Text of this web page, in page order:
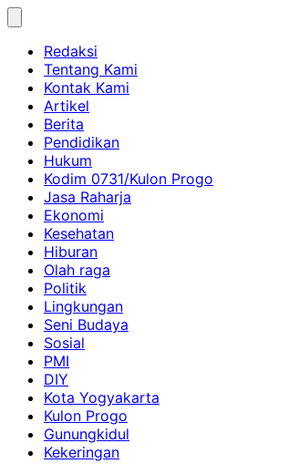
Skip
contentRedaksi
Tentang Kami
Kontak Kami
Artikel
Berita
Pendidikan
Hukum
Kodim 0731/Kulon Progo
Jasa Raharja
Ekonomi
Kesehatan
Hiburan
Olah raga
Politik
Lingkungan
Seni Budaya
Sosial
PMI
DIY
Kota Yogyakarta
Kulon Progo
Gunungkidul
Kekeringan